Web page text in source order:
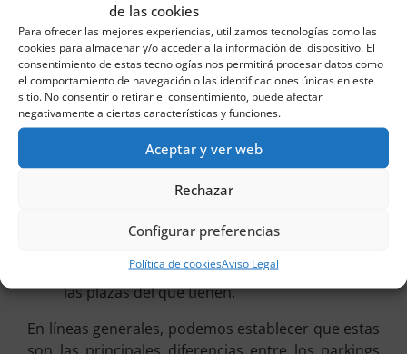
de las cookies
Para ofrecer las mejores experiencias, utilizamos tecnologías como las
cookies para almacenar y/o acceder a la información del dispositivo. El
consentimiento de estas tecnologías nos permitirá procesar datos como
el comportamiento de navegación o las identificaciones únicas en este
sitio. No consentir o retirar el consentimiento, puede afectar
negativamente a ciertas características y funciones.
Aceptar y ver web
Rechazar
Configurar preferencias
Política de cookiesAviso Legal
medias. En el privado, sin embargo, lo
habitual es que las estancias sean medias o
largas.
En los parkings de tipo público se considera
que suele haber menos seguridad que en los
privados. El motivo es que en los primeros no
hay acceso restringido y en los segundos sí.
variedades. Así, entre las mismas destacan,
los de empresas que directamente alquilan
las plazas del que tienen.
En líneas generales, podemos establecer que estas